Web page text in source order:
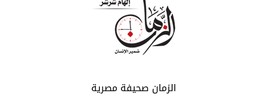
الزمان صحيفة مصرية